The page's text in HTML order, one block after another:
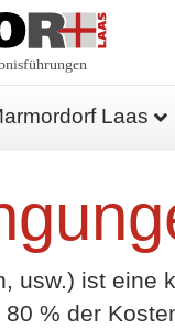
Laas
usw.) ist eine
% der